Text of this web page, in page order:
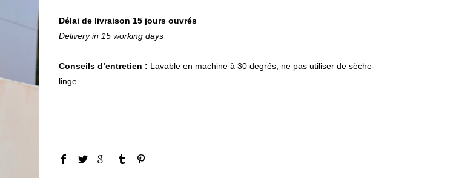
Délai de livraison 15 jours ouvrés
Delivery in 15 working days
Conseils d’entretien : Lavable en machine à 30 degrés, ne pas utiliser de sèche-
linge.